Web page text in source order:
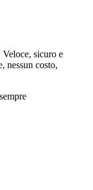
sicuro e
nessun costo,